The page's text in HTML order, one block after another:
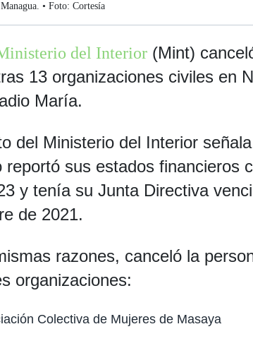
• Foto: Cortesía
del Interior(Mint)
13 organizaciones civiles en
María.
del Ministerio del Interior
reportó sus estados financieros
y tenía su Junta Directiva
de 2021.
razones, canceló la
organizaciones:
Colectiva de Mujeres de Masaya